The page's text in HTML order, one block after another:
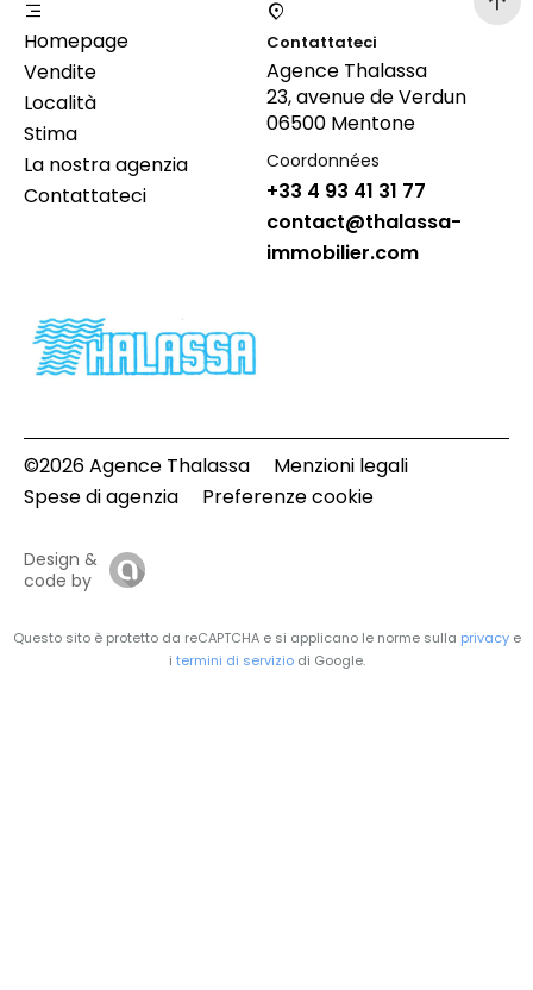
Homepage
Vendite
Località
Stima
La nostra agenzia
Contattateci
Contattateci
Agence Thalassa
23, avenue de Verdun
06500 Mentone
Coordonnées
+33 4 93 41 31 77
contact@thalassa-
immobilier.com
©2026 Agence Thalassa
Menzioni legali
Spese di agenzia
Preferenze cookie
Design &
code by
Questo sito è protetto da reCAPTCHA e si applicano le norme sulla privacye
i termini di serviziodi Google.